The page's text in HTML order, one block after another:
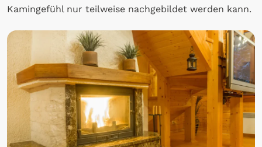
Kamingefühl nur teilweise nachgebildet werden kann.